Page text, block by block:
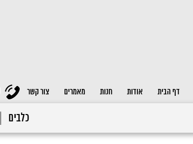
דף הבית
אודות חנות מאמרים צור קשר
כלבים